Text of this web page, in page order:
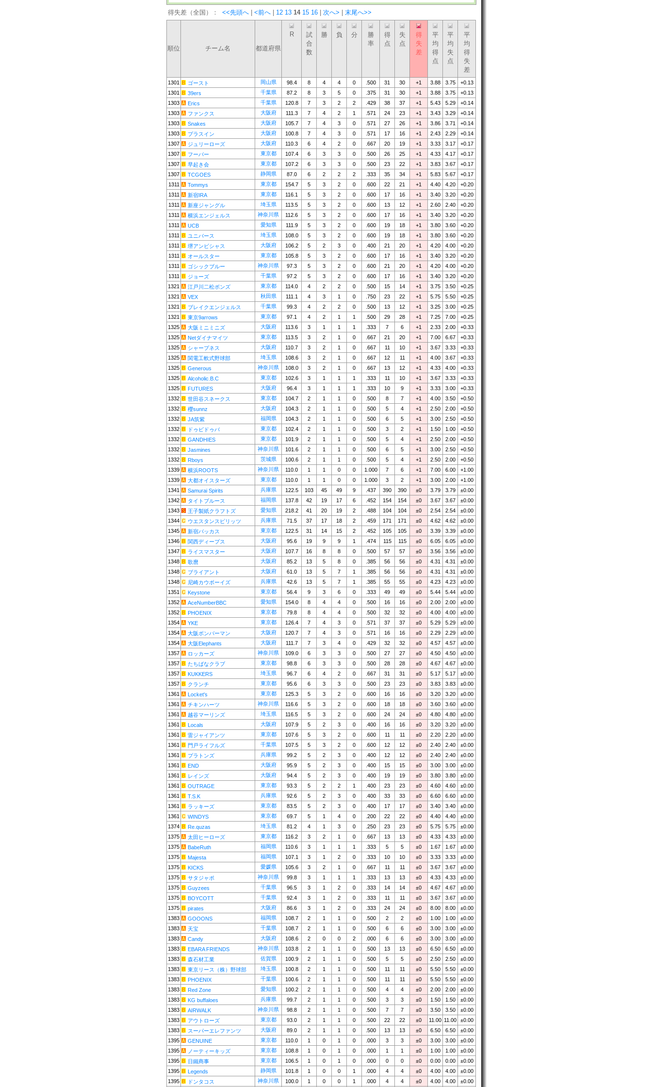
得失差（全国）： <<先頭へ <前へ 12 13 14 15 16 次へ> 末尾へ>>
順位 チーム名 都道府県
R
試
合
数
勝 負 分
勝
率
得
点
失
点
得
失
差
平
均
得
点
平
均
失
点
平
均
得
失
差
1301 ゴースト 岡山県 98.4 8 4 4 0 .500 31 30 +1 3.88 3.75
+0.13
1301
39ers 千葉県 87.2 8 3 5 0 .375 31 30 +1 3.88 3.75
+0.13
1303
Erics 千葉県 120.8 7 3 2 2 .429 38 37 +1 5.43 5.29
+0.14
1303
ファンクス 大阪府 111.3 7 4 2 1 .571 24 23 +1 3.43 3.29
+0.14
1303
Snakes 大阪府 105.7 7 4 3 0 .571 27 26 +1 3.86 3.71
+0.14
1303
プラスイン 大阪府 100.8 7 4 3 0 .571 17 16 +1 2.43 2.29
+0.14
1307
ジュリーローズ 大阪府 110.3 6 4 2 0 .667 20 19 +1 3.33 3.17
+0.17
1307
フーバー 東京都 107.4 6 3 3 0 .500 26 25 +1 4.33 4.17
+0.17
1307
早起き会 東京都 107.2 6 3 3 0 .500 23 22 +1 3.83 3.67
+0.17
1307
TCGOES 静岡県 87.0 6 2 2 2 .333 35 34 +1 5.83 5.67
+0.17
1311
Tommys 東京都 154.7 5 3 2 0 .600 22 21 +1 4.40 4.20
+0.20
1311
新宿IRA 東京都 116.1 5 3 2 0 .600 17 16 +1 3.40 3.20
+0.20
1311
新座ジャングル 埼玉県 113.5 5 3 2 0 .600 13 12 +1 2.60 2.40
+0.20
1311
横浜エンジェルス 神奈川県 112.6 5 3 2 0 .600 17 16 +1 3.40 3.20
+0.20
1311
UCB 愛知県 111.9 5 3 2 0 .600 19 18 +1 3.80 3.60
+0.20
1311
ユニバース 埼玉県 108.0 5 3 2 0 .600 19 18 +1 3.80 3.60
+0.20
1311
堺アンビシャス 大阪府 106.2 5 2 3 0 .400 21 20 +1 4.20 4.00
+0.20
1311
オールスター 東京都 105.8 5 3 2 0 .600 17 16 +1 3.40 3.20
+0.20
1311
ゴシックブルー 神奈川県 97.3 5 3 2 0 .600 21 20 +1 4.20 4.00
+0.20
1311
ジョーズ 千葉県 97.2 5 3 2 0 .600 17 16 +1 3.40 3.20
+0.20
1321
江戸川二松ボンズ 東京都 114.0 4 2 2 0 .500 15 14 +1 3.75 3.50
+0.25
1321
VEX 秋田県 111.1 4 3 1 0 .750 23 22 +1 5.75 5.50
+0.25
1321
ブレイクエンジェルス 千葉県 99.3 4 2 2 0 .500 13 12 +1 3.25 3.00
+0.25
1321
東京9arrows 東京都 97.1 4 2 1 1 .500 29 28 +1 7.25 7.00
+0.25
1325
大阪ミニミニズ 大阪府 113.6 3 1 1 1 .333 7 6 +1 2.33 2.00
+0.33
1325
Netダイナマイツ 東京都 113.5 3 2 1 0 .667 21 20 +1 7.00 6.67
+0.33
1325
シャープネス 大阪府 110.7 3 2 1 0 .667 11 10 +1 3.67 3.33
+0.33
1325
関電工軟式野球部 埼玉県 108.6 3 2 1 0 .667 12 11 +1 4.00 3.67
+0.33
1325
Generous 神奈川県 108.0 3 2 1 0 .667 13 12 +1 4.33 4.00
+0.33
1325
Alcoholic.B.C 東京都 102.6 3 1 1 1 .333 11 10 +1 3.67 3.33
+0.33
1325
FUTURES 大阪府 96.4 3 1 1 1 .333 10 9 +1 3.33 3.00
+0.33
1332
世田谷スネークス 東京都 104.7 2 1 1 0 .500 8 7 +1 4.00 3.50
+0.50
1332
櫻sunnz 大阪府 104.3 2 1 1 0 .500 5 4 +1 2.50 2.00
+0.50
1332
JA筑紫 福岡県 104.3 2 1 1 0 .500 6 5 +1 3.00 2.50
+0.50
1332
ドゥビドゥバ 東京都 102.4 2 1 1 0 .500 3 2 +1 1.50 1.00
+0.50
1332
GANDHIES 東京都 101.9 2 1 1 0 .500 5 4 +1 2.50 2.00
+0.50
1332
Jasmines 神奈川県 101.6 2 1 1 0 .500 6 5 +1 3.00 2.50
+0.50
1332
Rboys 茨城県 100.6 2 1 1 0 .500 5 4 +1 2.50 2.00
+0.50
1339
横浜ROOTS 神奈川県 110.0 1 1 0 0 1.000 7 6 +1 7.00 6.00
+1.00
1339
大都オイスターズ 東京都 110.0 1 1 0 0 1.000 3 2 +1 3.00 2.00
+1.00
1341
Samurai Spirits 兵庫県 122.5 103 45 49 9 .437 390 390 ±0 3.79 3.79
±0.00
1342
タイトブルース 福岡県 137.8 42 19 17 6 .452 154 154 ±0 3.67 3.67
±0.00
1343
王子製紙クラフトズ 愛知県 218.2 41 20 19 2 .488 104 104 ±0 2.54 2.54
±0.00
1344
ウエスタンスピリッツ 兵庫県 71.5 37 17 18 2 .459 171 171 ±0 4.62 4.62
±0.00
1345
新宿バッカス 東京都 122.5 31 14 15 2 .452 105 105 ±0 3.39 3.39
±0.00
1346
関西ディープス 大阪府 95.6 19 9 9 1 .474 115 115 ±0 6.05 6.05
±0.00
1347
ライスマスター 大阪府 107.7 16 8 8 0 .500 57 57 ±0 3.56 3.56
±0.00
1348
歌麿 大阪府 85.2 13 5 8 0 .385 56 56 ±0 4.31 4.31
±0.00
1348
ブライアント 大阪府 61.0 13 5 7 1 .385 56 56 ±0 4.31 4.31
±0.00
1348
尼崎カウボーイズ 兵庫県 42.6 13 5 7 1 .385 55 55 ±0 4.23 4.23
±0.00
1351
Keystone 東京都 56.4 9 3 6 0 .333 49 49 ±0 5.44 5.44
±0.00
1352
AceNumberBBC 愛知県 154.0 8 4 4 0 .500 16 16 ±0 2.00 2.00
±0.00
1352
PHOENIX 東京都 79.8 8 4 4 0 .500 32 32 ±0 4.00 4.00
±0.00
1354
YKE 東京都 126.4 7 4 3 0 .571 37 37 ±0 5.29 5.29
±0.00
1354
大阪ボンバーマン 大阪府 120.7 7 4 3 0 .571 16 16 ±0 2.29 2.29
±0.00
1354
大阪Elephants 大阪府 111.7 7 3 4 0 .429 32 32 ±0 4.57 4.57
±0.00
1357
ロッカーズ 神奈川県 109.0 6 3 3 0 .500 27 27 ±0 4.50 4.50
±0.00
1357
たちばなクラブ 東京都 98.8 6 3 3 0 .500 28 28 ±0 4.67 4.67
±0.00
1357
KUKKERS 埼玉県 96.7 6 4 2 0 .667 31 31 ±0 5.17 5.17
±0.00
1357
クランチ 東京都 95.6 6 3 3 0 .500 23 23 ±0 3.83 3.83
±0.00
1361
Locket's 東京都 125.3 5 3 2 0 .600 16 16 ±0 3.20 3.20
±0.00
1361
チキンハーツ 神奈川県 116.6 5 3 2 0 .600 18 18 ±0 3.60 3.60
±0.00
1361
越谷マーリンズ 埼玉県 116.5 5 3 2 0 .600 24 24 ±0 4.80 4.80
±0.00
1361
Locals 大阪府 107.9 5 2 3 0 .400 16 16 ±0 3.20 3.20
±0.00
1361
雷ジャイアンツ 東京都 107.6 5 3 2 0 .600 11 11 ±0 2.20 2.20
±0.00
1361
門戸ライフルズ 千葉県 107.5 5 3 2 0 .600 12 12 ±0 2.40 2.40
±0.00
1361
プラトンズ 兵庫県 99.2 5 2 3 0 .400 12 12 ±0 2.40 2.40
±0.00
1361
END 大阪府 95.9 5 2 3 0 .400 15 15 ±0 3.00 3.00
±0.00
1361
レインズ 大阪府 94.4 5 2 3 0 .400 19 19 ±0 3.80 3.80
±0.00
1361
OUTRAGE 東京都 93.3 5 2 2 1 .400 23 23 ±0 4.60 4.60
±0.00
1361
T.S.K 兵庫県 92.6 5 2 3 0 .400 33 33 ±0 6.60 6.60
±0.00
1361
ラッキーズ 東京都 83.5 5 2 3 0 .400 17 17 ±0 3.40 3.40
±0.00
1361
WINDYS 東京都 69.7 5 1 4 0 .200 22 22 ±0 4.40 4.40
±0.00
1374
Re.quzas 埼玉県 81.2 4 1 3 0 .250 23 23 ±0 5.75 5.75
±0.00
1375
太田ヒーローズ 東京都 116.2 3 2 1 0 .667 13 13 ±0 4.33 4.33
±0.00
1375
BabeRuth 福岡県 110.6 3 1 1 1 .333 5 5 ±0 1.67 1.67
±0.00
1375
Majesta 福岡県 107.1 3 1 2 0 .333 10 10 ±0 3.33 3.33
±0.00
1375
KICKS 愛媛県 105.6 3 2 1 0 .667 11 11 ±0 3.67 3.67
±0.00
1375
サタジャポ 神奈川県 99.8 3 1 1 1 .333 13 13 ±0 4.33 4.33
±0.00
1375
Guyzees 千葉県 96.5 3 1 2 0 .333 14 14 ±0 4.67 4.67
±0.00
1375
BOYCOTT 千葉県 92.4 3 1 2 0 .333 11 11 ±0 3.67 3.67
±0.00
1375
pirates 大阪府 86.6 3 1 2 0 .333 24 24 ±0 8.00 8.00
±0.00
1383
GOOONS 福岡県 108.7 2 1 1 0 .500 2 2 ±0 1.00 1.00
±0.00
1383
天宝 千葉県 108.7 2 1 1 0 .500 6 6 ±0 3.00 3.00
±0.00
1383
Candy 大阪府 108.6 2 0 0 2 .000 6 6 ±0 3.00 3.00
±0.00
1383
EBARA FRIENDS 神奈川県 103.8 2 1 1 0 .500 13 13 ±0 6.50 6.50
±0.00
1383
森石材工業 佐賀県 100.9 2 1 1 0 .500 5 5 ±0 2.50 2.50
±0.00
1383
東京リース（株）野球部 埼玉県 100.8 2 1 1 0 .500 11 11 ±0 5.50 5.50
±0.00
1383
PHOENIX 千葉県 100.6 2 1 1 0 .500 11 11 ±0 5.50 5.50
±0.00
1383
Red Zone 愛知県 100.2 2 1 1 0 .500 4 4 ±0 2.00 2.00
±0.00
1383
KG buffaloes 兵庫県 99.7 2 1 1 0 .500 3 3 ±0 1.50 1.50
±0.00
1383
AIRWALK 神奈川県 98.8 2 1 1 0 .500 7 7 ±0 3.50 3.50
±0.00
1383
アウトローズ 東京都 93.0 2 1 1 0 .500 22 22 ±0 11.00 11.00
±0.00
1383
スーパーエレファンツ 大阪府 89.0 2 1 1 0 .500 13 13 ±0 6.50 6.50
±0.00
1395
GENUINE 東京都 110.0 1 0 1 0 .000 3 3 ±0 3.00 3.00
±0.00
1395
ノーティーキッズ 東京都 108.8 1 0 1 0 .000 1 1 ±0 1.00 1.00
±0.00
1395
日鐵商事 東京都 106.5 1 0 1 0 .000 0 0 ±0 0.00 0.00
±0.00
1395
Legends 静岡県 101.8 1 0 0 1 .000 4 4 ±0 4.00 4.00
±0.00
1395
ドンタコス 神奈川県 100.0 1 0 0 1 .000 4 4 ±0 4.00 4.00 ±0.00